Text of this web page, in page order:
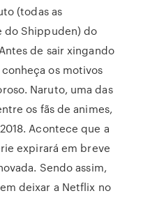
(todas as
do Shippuden) do
de sair xingando
os motivos
Naruto, uma das
os fãs de animes,
Acontece que a
expirará em breve
Sendo assim,
deixar a Netflix no